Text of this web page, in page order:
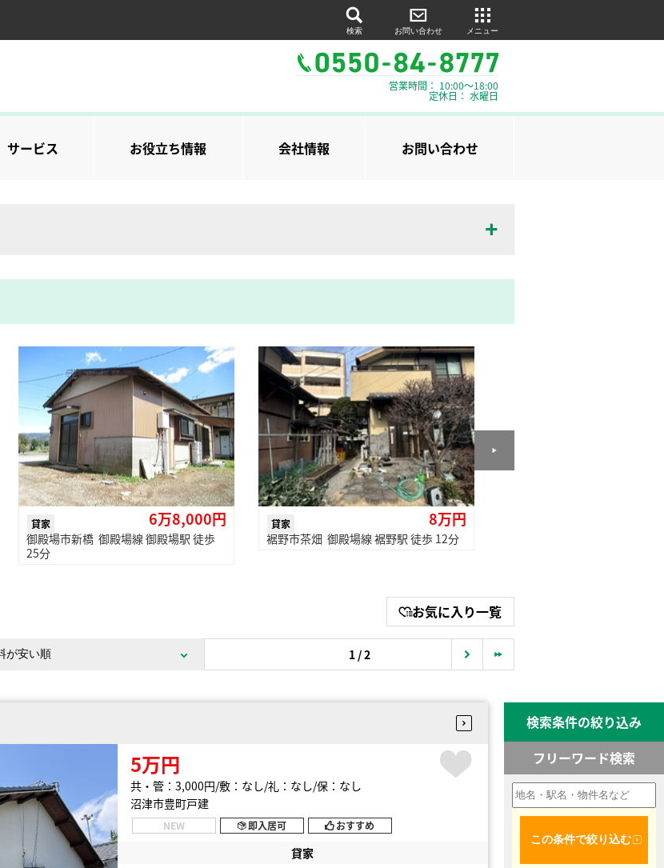
検索 お問い合わせ メニュー
営業時間： 10:00～18:00
定休日： 水曜日
サービス お役立ち情報 会社情報 お問い合わせ
貸家 6万8,000円
御殿場市新橋 御殿場線 御殿場駅 徒歩
25分
貸家 8万円
裾野市茶畑 御殿場線 裾野駅 徒歩 12分
お気に入り一覧
1 / 2
5万円
共・管：3,000円 敷：なし 礼：なし 保：なし
沼津市豊町戸建
NEW 即入居可 おすすめ
貸家
検索条件の絞り込み
フリーワード検索
この条件で絞り込む